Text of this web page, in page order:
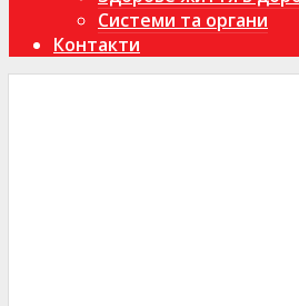
Системи та органи
Контакти